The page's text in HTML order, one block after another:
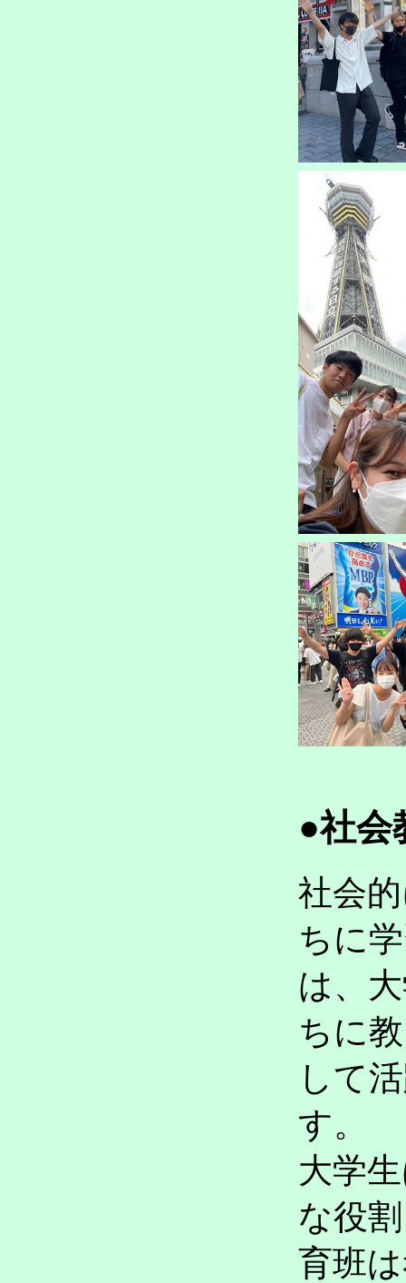
●社会
社会
ちに
は、
ちに
して
す。
大学
な役
育班